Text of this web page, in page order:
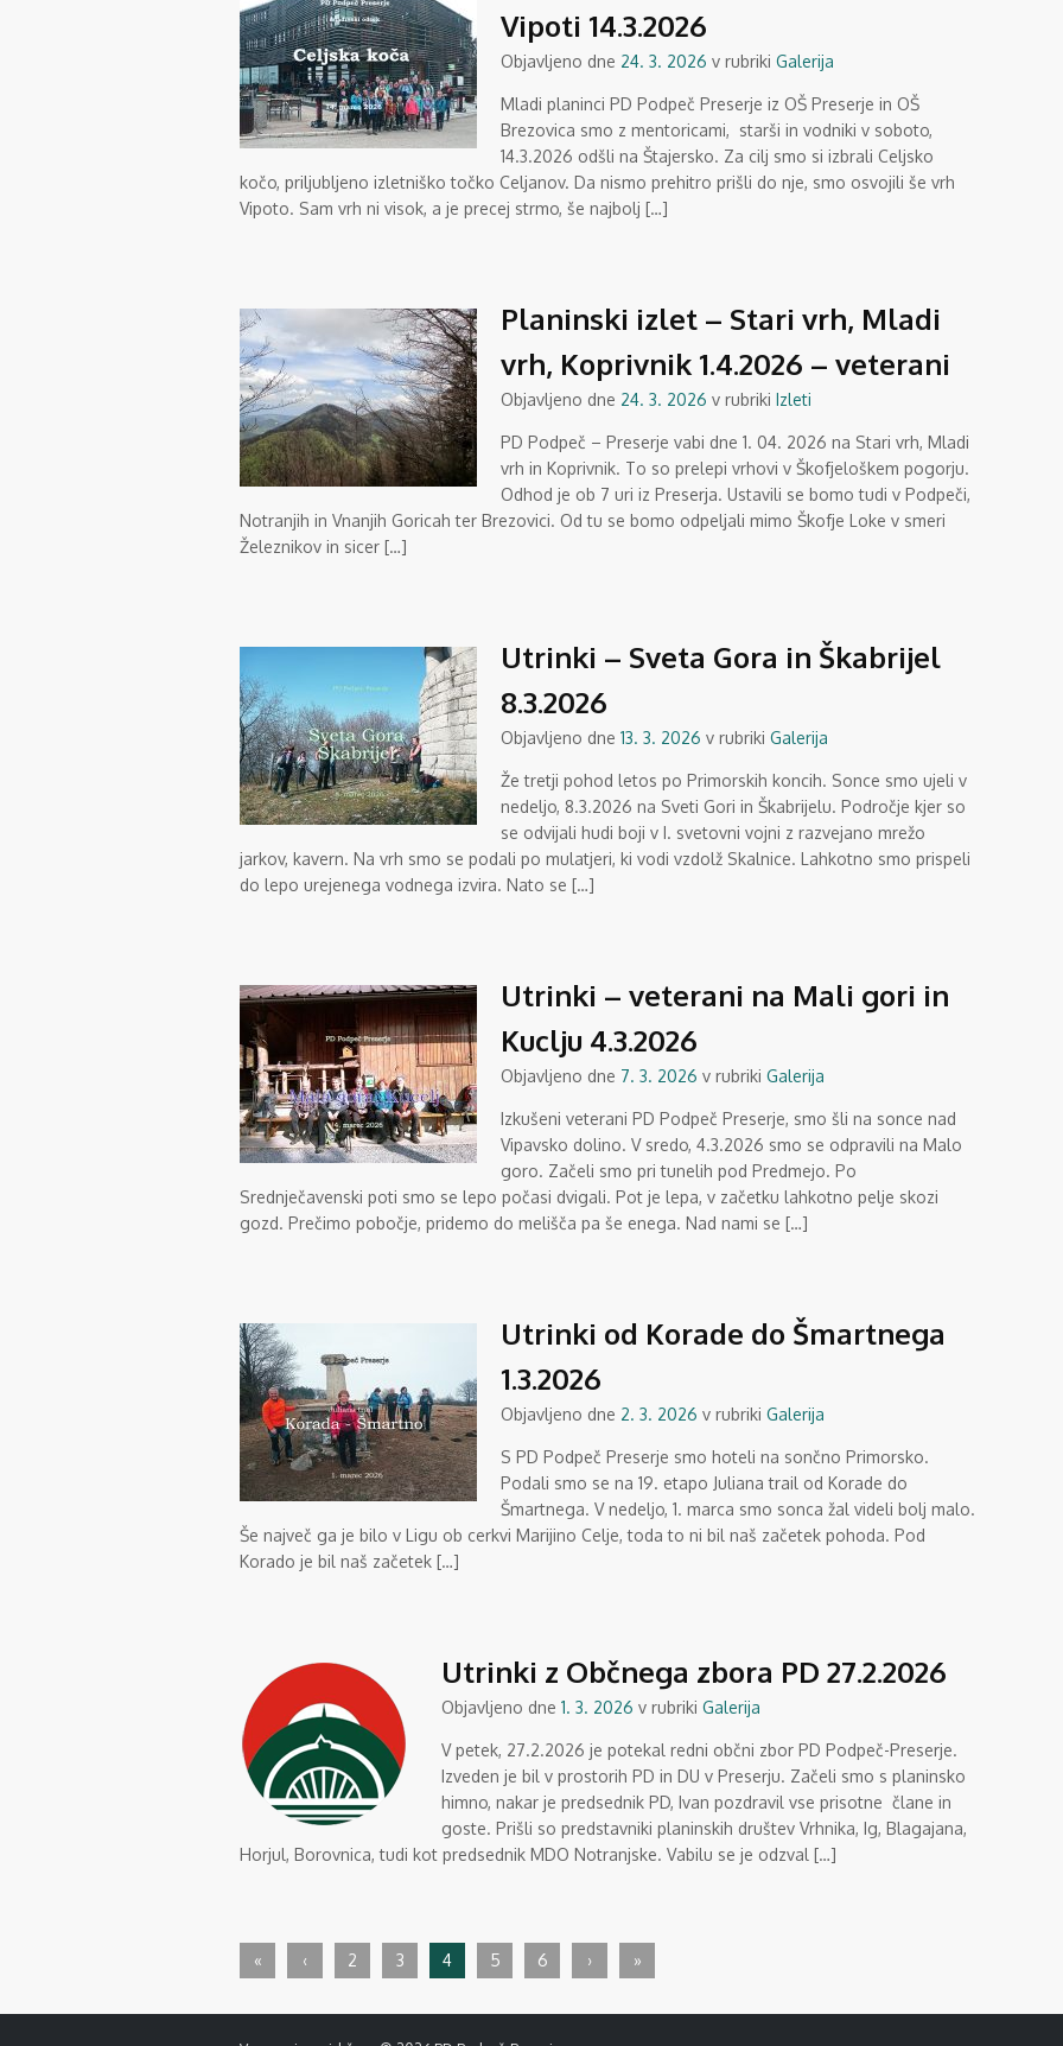
Vipoti 14.3.2026
Objavljeno dne 24. 3. 2026 v rubriki Galerija
Mladi planinci PD Podpeč Preserje iz OŠ Preserje in OŠ
Brezovica smo z mentoricami, starši in vodniki v soboto,
14.3.2026 odšli na Štajersko. Za cilj smo si izbrali Celjsko
kočo, priljubljeno izletniško točko Celjanov. Da nismo prehitro prišli do nje, smo osvojili še vrh
Vipoto. Sam vrh ni visok, a je precej strmo, še najbolj […]
Planinski izlet – Stari vrh, Mladi
vrh, Koprivnik 1.4.2026 – veterani
Objavljeno dne 24. 3. 2026 v rubriki Izleti
PD Podpeč – Preserje vabi dne 1. 04. 2026 na Stari vrh, Mladi
vrh in Koprivnik. To so prelepi vrhovi v Škofjeloškem pogorju.
Odhod je ob 7 uri iz Preserja. Ustavili se bomo tudi v Podpeči,
Notranjih in Vnanjih Goricah ter Brezovici. Od tu se bomo odpeljali mimo Škofje Loke v smeri
Železnikov in sicer […]
Utrinki – Sveta Gora in Škabrijel
8.3.2026
Objavljeno dne 13. 3. 2026 v rubriki Galerija
Že tretji pohod letos po Primorskih koncih. Sonce smo ujeli v
nedeljo, 8.3.2026 na Sveti Gori in Škabrijelu. Področje kjer so
se odvijali hudi boji v I. svetovni vojni z razvejano mrežo
jarkov, kavern. Na vrh smo se podali po mulatjeri, ki vodi vzdolž Skalnice. Lahkotno smo prispeli
do lepo urejenega vodnega izvira. Nato se […]
Utrinki – veterani na Mali gori in
Kuclju 4.3.2026
Objavljeno dne 7. 3. 2026 v rubriki Galerija
Izkušeni veterani PD Podpeč Preserje, smo šli na sonce nad
Vipavsko dolino. V sredo, 4.3.2026 smo se odpravili na Malo
goro. Začeli smo pri tunelih pod Predmejo. Po
Srednječavenski poti smo se lepo počasi dvigali. Pot je lepa, v začetku lahkotno pelje skozi
gozd. Prečimo pobočje, pridemo do melišča pa še enega. Nad nami se […]
Utrinki od Korade do Šmartnega
1.3.2026
Objavljeno dne 2. 3. 2026 v rubriki Galerija
S PD Podpeč Preserje smo hoteli na sončno Primorsko.
Podali smo se na 19. etapo Juliana trail od Korade do
Šmartnega. V nedeljo, 1. marca smo sonca žal videli bolj malo.
Še največ ga je bilo v Ligu ob cerkvi Marijino Celje, toda to ni bil naš začetek pohoda. Pod
Korado je bil naš začetek […]
Utrinki z Občnega zbora PD 27.2.2026
Objavljeno dne 1. 3. 2026 v rubriki Galerija
V petek, 27.2.2026 je potekal redni občni zbor PD Podpeč-Preserje.
Izveden je bil v prostorih PD in DU v Preserju. Začeli smo s planinsko
himno, nakar je predsednik PD, Ivan pozdravil vse prisotne člane in
goste. Prišli so predstavniki planinskih društev Vrhnika, Ig, Blagajana,
Horjul, Borovnica, tudi kot predsednik MDO Notranjske. Vabilu se je odzval […]
« ‹ 2 3 4 5 6 › »